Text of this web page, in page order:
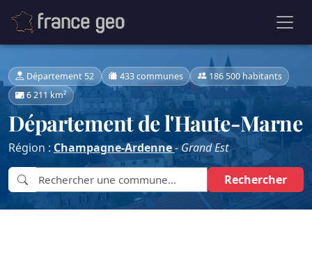
Département 52 433 communes
186 500 habitants
6 211 km²
Département de l'Haute-Marne
Région : Champagne-Ardenne-Grand Est
Rechercher